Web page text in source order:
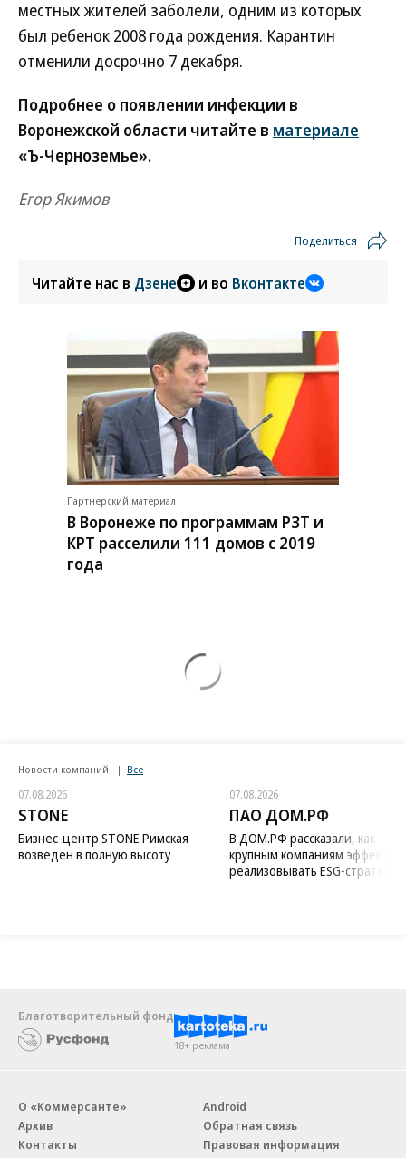
местных жителей заболели, одним из которых
был ребенок 2008 года рождения. Карантин
отменили досрочно 7 декабря.
Подробнее о появлении инфекции в
Воронежской области читайте в материале
«Ъ-Черноземье».
Егор Якимов
Поделиться
Читайте нас в Дзене и во Вконтакте
Партнерский материал
В Воронеже по программам РЗТ и
КРТ расселили 111 домов с 2019
года
Новости компаний Все
07.08.2026
STONE
Бизнес-центр STONE Римская
возведен в полную высоту
07.08.2026
ПАО ДОМ.РФ
В ДОМ.РФ рассказали, как
крупным компаниям
реализовывать ESG-стратегию
Благотворительный фонд
18+ реклама
О «Коммерсанте»
Архив
Контакты
Android
Обратная связь
Правовая информация